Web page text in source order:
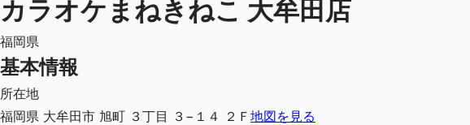
カラオケまねきねこ 大牟田店
福岡県
基本情報
所在地
福岡県 大牟田市 旭町 ３丁目 ３−１４ ２Ｆ 地図を見る